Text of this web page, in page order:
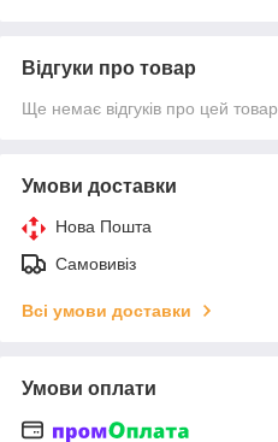
Відгуки про товар
Ще немає відгуків про цей товар
Умови доставки
Нова Пошта
Самовивіз
Всі умови доставки
Умови оплати